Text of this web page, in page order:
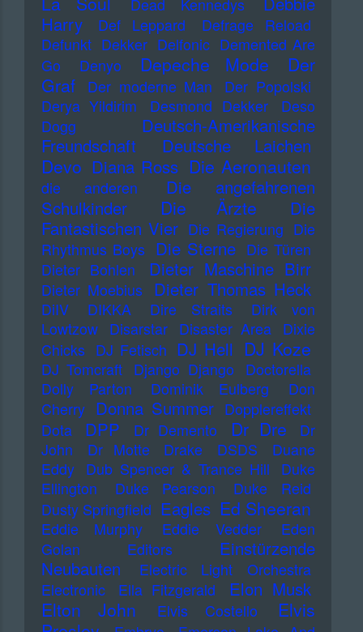
Dead Kennedys
Harry
Def Leppard
Defrage Reload
Defunkt Dekker Delfonic Demented Are
Go
Denyo Depeche Mode
Der
Graf
Der moderne Man
Der Popolski
Derya Yildirim
Desmond Dekker
Deso
Dogg
Deutsch-Amerikanische
Freundschaft
Deutsche Laichen
Devo Diana Ross Die Aeronauten
die anderen
Die angefahrenen
Schulkinder
Die Ärzte
Die
Fantastischen Vier Die Regierung Die
Rhythmus Boys Die Sterne Die Türen
Dieter Bohlen
Dieter Maschine Birr
Dieter Moebius Dieter Thomas Heck
DiIV DIKKA Dire Straits
Dirk von
Lowtzow
Disarstar Disaster Area
Dixie
Chicks DJ Fetisch DJ Hell DJ Koze
DJ Tomcraft Django Django
Doctorella
Dolly Parton
Dominik Eulberg
Don
Cherry Donna Summer Dopplereffekt
Dota
DPP Dr Demento Dr Dre
Dr
John
Dr Motte Drake DSDS
Duane
Eddy
Dub Spencer & Trance Hill
Duke
Ellington
Duke Pearson
Duke Reid
Dusty Springfield Eagles Ed Sheeran
Eddie Murphy Eddie Vedder
Eden
Golan
Editors
Einstürzende
Neubauten
Electric Light Orchestra
Electronic
Ella Fitzgerald Elon Musk
Elton John Elvis Costello
Elvis